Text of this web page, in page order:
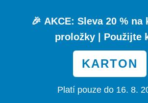
🎉 AKCE: Sleva 20 % na
proložky| Použijte
KARTON
Platí pouze do 16. 8.